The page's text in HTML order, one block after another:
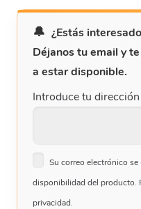
¿Estás
Déjanos tu email y
a estar disponible.
Introduce tu
Su correo electrónico
disponibilidad del producto.
privacidad.